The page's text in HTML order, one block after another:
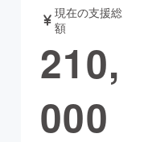
音楽
ゲーム・サ
現在の支援総
額
210,
000